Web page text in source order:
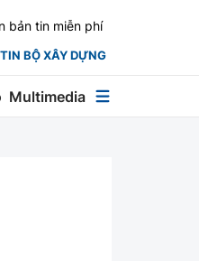
bản tin miễn phí
TIN BỘ XÂY DỰNG
Multimedia